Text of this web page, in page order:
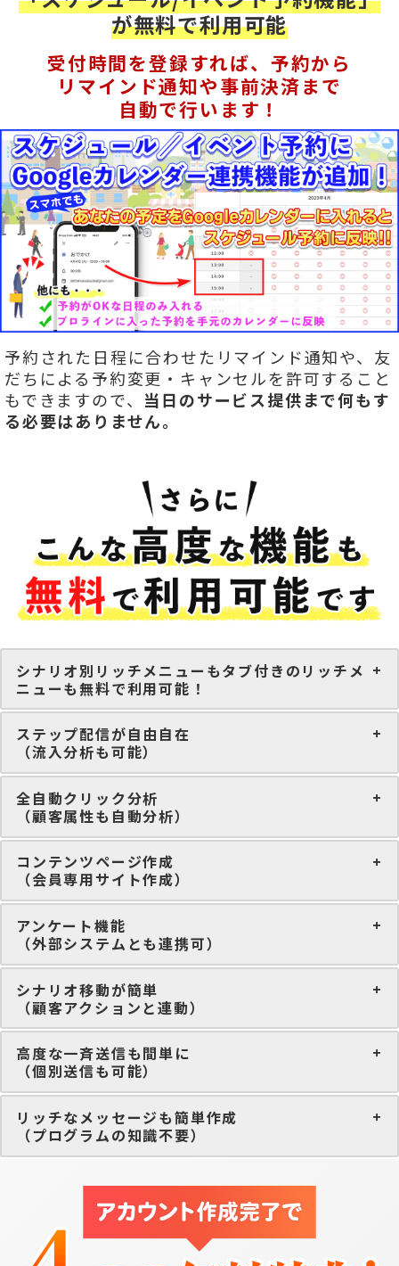
が無料で利用可能
受付時間を登録すれば、予約から
リマインド通知や事前決済まで
自動で行います！
予約された日程に合わせたリマインド通知や、友
だちによる予約変更・キャンセルを許可すること
もできますので、 当日のサービス提供まで何もす
る必要はありません。
シナリオ別リッチメニューもタブ付きのリッチメ
ニューも無料で利用可能！
ステップ配信が自由自在
（流入分析も可能）
全自動クリック分析
（顧客属性も自動分析）
コンテンツページ作成
（会員専用サイト作成）
アンケート機能
（外部システムとも連携可）
シナリオ移動が簡単
（顧客アクションと連動）
高度な一斉送信も間単に
（個別送信も可能）
リッチなメッセージも簡単作成
（プログラムの知識不要）